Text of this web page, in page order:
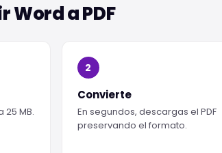
Word a PDF
25 MB.
2
Convierte
En segundos, descargas el PDF
preservando el formato.